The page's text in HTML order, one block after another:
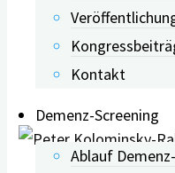
Kontakt
Demenz-Screening
Ablauf